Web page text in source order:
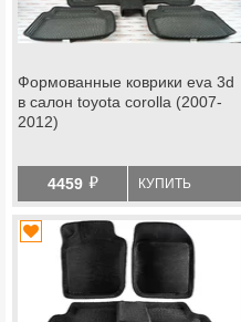
Формованные коврики eva 3d
в салон toyota corolla (2007-
2012)
4459 й КУПИТЬ